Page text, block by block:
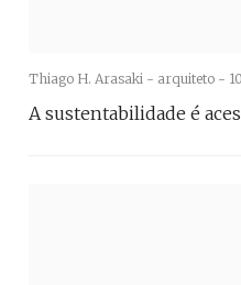
Thiago H. Arasaki - arquiteto -
A sustentabilidade é